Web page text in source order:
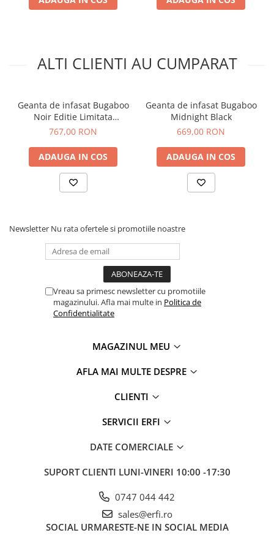
ALTI CLIENTI AU CUMPARAT
Geanta de infasat Bugaboo
Noir Editie Limitata
Midnight Green
767,00 RON
ADAUGA IN COS
Geanta de infasat Bugaboo
Midnight Black
669,00 RON
ADAUGA IN COS
Newsletter Nu rata ofertele si promotiile noastre
Vreau sa primesc newsletter cu promotiile
magazinului. Afla mai multe in Politica de
Confidentialitate
MAGAZINUL MEU
AFLA MAI MULTE DESPRE
CLIENTI
SERVICII ERFI
DATE COMERCIALE
SUPORT CLIENTI LUNI-VINERI 10:00 -17:30
0747 044 442
sales@erfi.ro
SOCIAL URMARESTE-NE IN SOCIAL MEDIA